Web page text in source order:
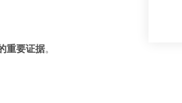
重要证据。